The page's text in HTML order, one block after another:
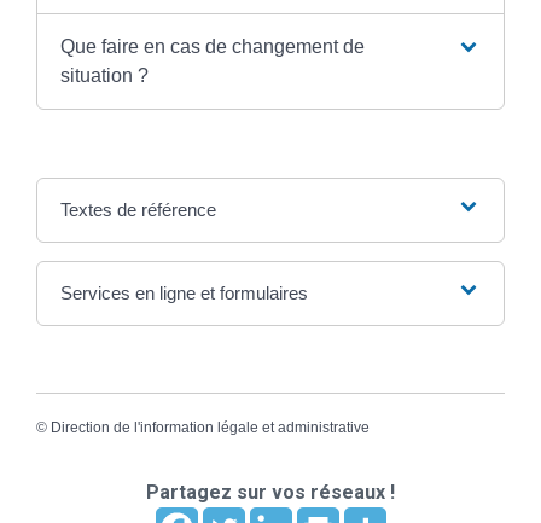
Que faire en cas de changement de
situation ?
Textes de référence
Services en ligne et formulaires
© Direction de l'information légale et administrative
Partagez sur vos réseaux !